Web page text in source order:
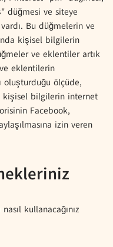
düğmesi ve siteye
Bu düğmelerin ve
kişisel bilgilerin
ve eklentiler artık
eklentilerin
oluşturduğu ölçüde,
kişisel bilgilerin internet
Facebook,
izin veren
kullanacağınız